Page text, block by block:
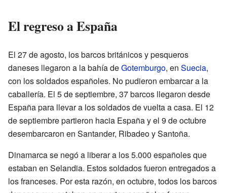
El regreso a España
El 27 de agosto, los barcos británicos y pesqueros
daneses llegaron a la bahía deGotemburgo, en Suecia,
con los soldados españoles. No pudieron embarcar a la
caballería. El 5 de septiembre, 37 barcos llegaron desde
España para llevar a los soldados de vuelta a casa. El 12
de septiembre partieron hacia España y el 9 de octubre
desembarcaron en Santander, Ribadeo y Santoña.
Dinamarca se negó a liberar a los 5.000 españoles que
estaban en Selandia. Estos soldados fueron entregados a
los franceses. Por esta razón, en octubre, todos los barcos